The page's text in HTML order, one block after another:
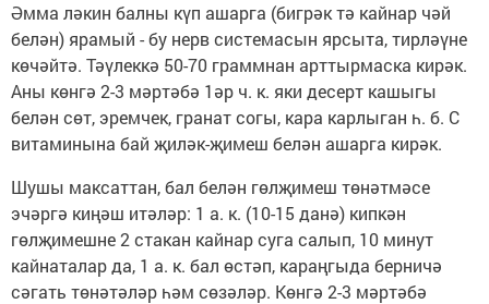
Әмма ләкин балны күп ашарга (бигрәк тә кайнар чәй
белән) ярамый - бу нерв системасын ярсыта, тирләүне
көчәйтә. Тәүлеккә 50-70 граммнан арттырмаска кирәк.
Аны көнгә 2-3 мәртәбә 1әр ч. к. яки десерт кашыгы
белән сөт, эремчек, гранат согы, кара карлыган һ. б. С
витами­нына бай җиләк-җимеш белән ашарга кирәк.
Шушы максаттан, бал белән гөлҗимеш төнәтмәсе
эчәргә киңәш итәләр: 1 а. к. (10-15 данә) кипкән
гөлҗимешне 2 стакан кай­нар суга салып, 10 минут
кайнаталар да, 1 а. к. бал өстәп, караңгыда берничә
сәгать төнәтәләр һәм сөзәләр. Көнгә 2-3 мәртәбә